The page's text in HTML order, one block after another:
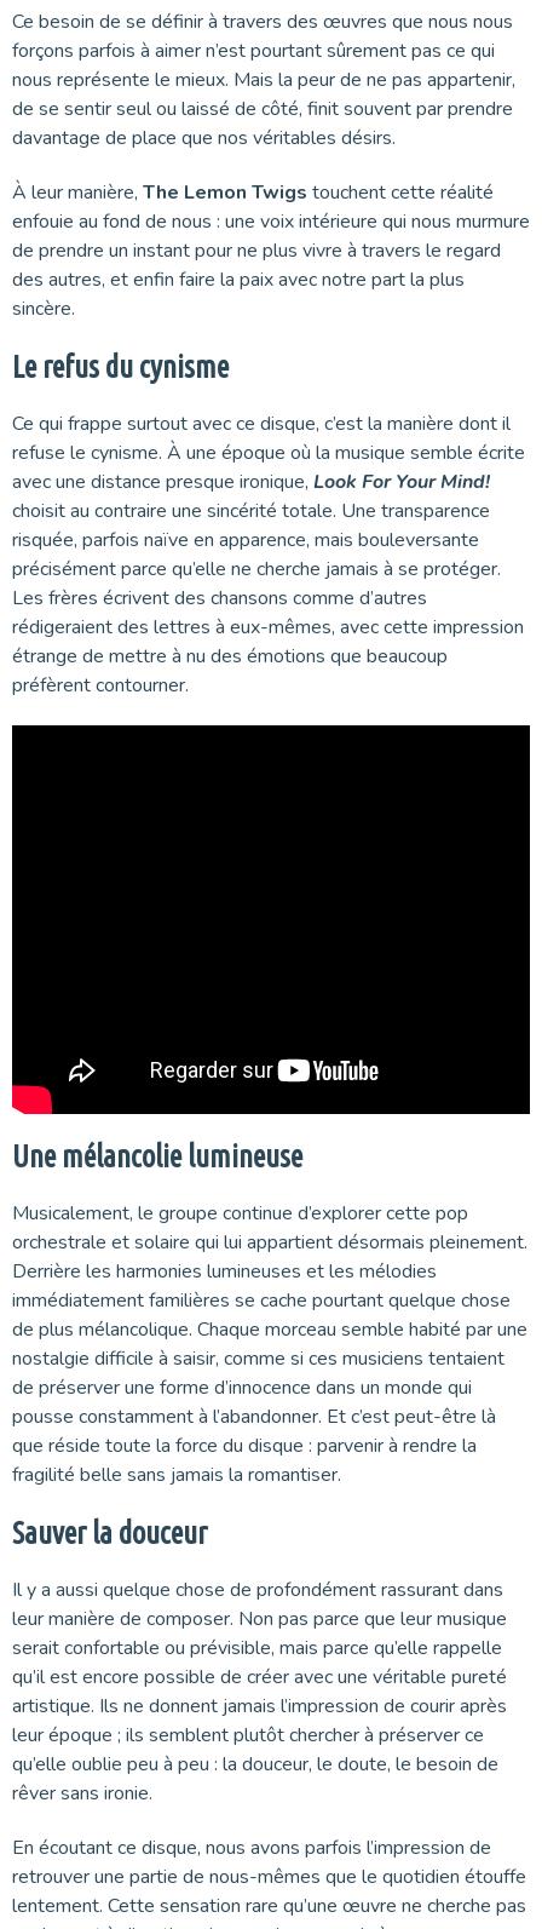
Ce besoin de se définir à travers des œuvres que nous nous
forçons parfois à aimer n’est pourtant sûrement pas ce qui
nous représente le mieux. Mais la peur de ne pas appartenir,
de se sentir seul ou laissé de côté, finit souvent par prendre
davantage de place que nos véritables désirs.
À leur manière, The Lemon Twigs touchent cette réalité
enfouie au fond de nous : une voix intérieure qui nous murmure
de prendre un instant pour ne plus vivre à travers le regard
des autres, et enfin faire la paix avec notre part la plus
sincère.
Le refus du cynisme
Ce qui frappe surtout avec ce disque, c’est la manière dont il
refuse le cynisme. À une époque où la musique semble écrite
avec une distance presque ironique, Look For Your Mind!
choisit au contraire une sincérité totale. Une transparence
risquée, parfois naïve en apparence, mais bouleversante
précisément parce qu’elle ne cherche jamais à se protéger.
Les frères écrivent des chansons comme d’autres
rédigeraient des lettres à eux-mêmes, avec cette impression
étrange de mettre à nu des émotions que beaucoup
préfèrent contourner.
Une mélancolie lumineuse
Musicalement, le groupe continue d’explorer cette pop
orchestrale et solaire qui lui appartient désormais pleinement.
Derrière les harmonies lumineuses et les mélodies
immédiatement familières se cache pourtant quelque chose
de plus mélancolique. Chaque morceau semble habité par une
nostalgie difficile à saisir, comme si ces musiciens tentaient
de préserver une forme d’innocence dans un monde qui
pousse constamment à l’abandonner. Et c’est peut-être là
que réside toute la force du disque : parvenir à rendre la
fragilité belle sans jamais la romantiser.
Sauver la douceur
Il y a aussi quelque chose de profondément rassurant dans
leur manière de composer. Non pas parce que leur musique
serait confortable ou prévisible, mais parce qu’elle rappelle
qu’il est encore possible de créer avec une véritable pureté
artistique. Ils ne donnent jamais l’impression de courir après
leur époque ; ils semblent plutôt chercher à préserver ce
qu’elle oublie peu à peu : la douceur, le doute, le besoin de
rêver sans ironie.
En écoutant ce disque, nous avons parfois l’impression de
retrouver une partie de nous-mêmes que le quotidien étouffe
lentement. Cette sensation rare qu’une œuvre ne cherche pas